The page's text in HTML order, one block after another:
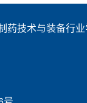
药技术与装备行